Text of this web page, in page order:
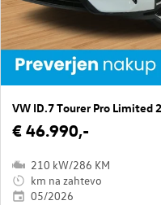
VW ID.7 Tourer Pro Limited
€ 46.990,-
210 kW/286 KM
km na zahtevo
05/2026